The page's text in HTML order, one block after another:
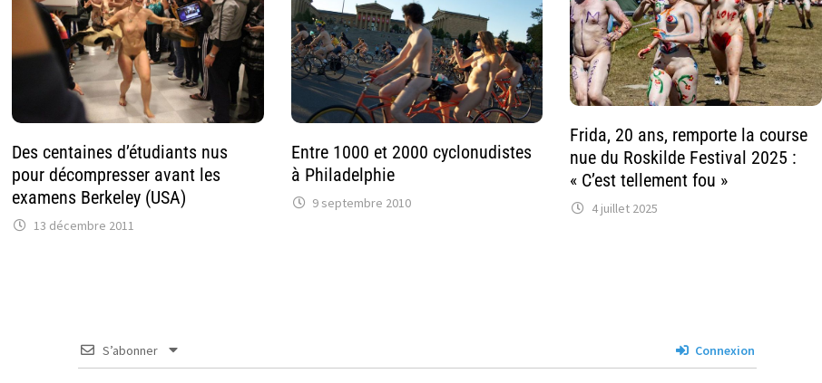
Des centaines d’étudiants nus
pour décompresser avant les
examens Berkeley (USA)
13 décembre 2011
Entre 1000 et 2000 cyclonudistes
à Philadelphie
9 septembre 2010
Frida, 20 ans, remporte la course
nue du Roskilde Festival 2025 :
« C’est tellement fou »
4 juillet 2025
S’abonner Connexion